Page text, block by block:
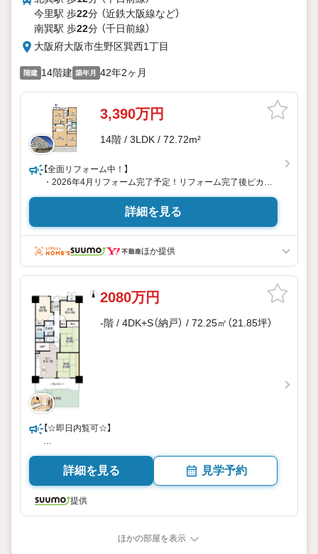
今里駅 歩22分 （近鉄大阪線など）
南巽駅 歩22分 （千日前線）
大阪府大阪市生野区巽西1丁目
階建 14階建 築年月 42年2ヶ月
3,390万円
14階 / 3LDK / 72.72m²
【全面リフォーム中！】
・2026年4月リフォーム完了予定！リフォーム完了後ピカピ
カの室内で気持ちよく新生活をスタートできます
・スーパー・コンビニ・ゴラッグストア・小学校約500m圏
・最上階14階部分につき眺望良好！LDKは広々約15帖
【ハウスドゥ玉造駅前なら】
けます！
・弊社ではまずお客様に合った資金計画をしっかりとご説明
致します。
・現在ご内覧を迷われている物件がございましたら、まとめ
て案内ツアーを組ませて頂きます
詳細を見る
ほか提供
2080万円
-階 / 4DK+S（納戸） / 72.25㎡（21.85坪）
【☆即日内覧可☆】
ペット飼育可/南向き/4SDK＋専用庭
詳細を見る 見学予約
提供
ほかの部屋を表示